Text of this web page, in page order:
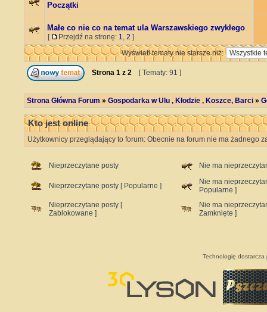
Początki
Małe co nie co na temat ula Warszawskiego zwykłego
[ Przejdź na stronę: 1, 2 ]
Wyświetl tematy nie starsze niż:
Strona 1 z 2 [ Tematy: 91 ]
Strona Główna Forum » Gospodarka w Ulu , Kłodzie , Koszce, Barci »
Kto jest online
Użytkownicy przeglądający to forum: Obecnie na forum nie ma żadnego
Nieprzeczytane posty Nie ma
Nieprzeczytane posty [ Popularne ]
Nie ma
Popularne ]
Nieprzeczytane posty [
Zablokowane ]
Nie ma
Zamknięte ]
Technologię dostarcza